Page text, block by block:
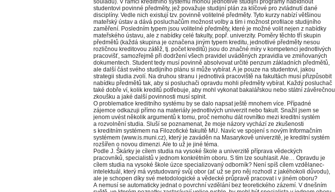
souladu). V rámci kreditního systému mohou jednotlivé studijní programy nabídnout
studentovi povinné předměty, jež považuje studijní plán za klíčové pro zvládnutí dané
disciplíny. Vedle nich existují tzv. povinně volitelné předměty. Tyto kurzy nabízí většinou
mateřský ústav a dává posluchačům možnost volby a tím i možnost profilace studijního
zaměření. Posledním typem jsou volitelné předměty, které je možné volit nejen z nabídky
mateřského ústavu, ale z nabídky celé fakulty, popř. univerzity. Poměry těchto tří skupin
předmětů (každá skupina je označena jiným typem kreditu, jednotlivé předměty nesou
rozličnou kreditovou zátěž, tj. počet kreditů) jsou do značné míry v kompetenci jednotlivých
pracovišť, samozřejmě při dodržení všech pravidel uváděných zpravidla ve zmiňovaných
dokumentech. Student tedy musí povinně absolvovat určité penzum základních předmětů,
ale další část svého studijního plánu si může vybírat. A je pouze na studentovi, jakou
strategii studia zvolí. Na druhou stranu i jednotlivá pracoviště na fakultách musí přizpůsobit
nabídku předmětů tak, aby si posluchači opravdu mohli předměty vybírat. Každý posluchač
také dobře ví, kolik kreditů potřebuje, aby mohl vykonat bakalářskou nebo státní závěrečnou
zkoušku a jaké další povinnosti musí splnit.
O problematice kreditního systému by se dalo napsat ještě mnohem více. Případné
zájemce odkazuji přímo na materiály jednotlivých univerzit nebo fakult. Snažil jsem se
jenom uvést několik argumentů k tomu, proč nemohu dát rovnítko mezi kreditní systém
a rozvolnění studia. Sluší se poznamenat, že moje názory vychází ze zkušenosti
s kreditním systémem na Filozofické fakultě MU. Navíc ve spojení s novým Informačním
systémem (www.is.muni.cz), který je zaváděn na Masarykově univerzitě, je kreditní systém
rozšířen o novou dimenzi. Ale to už je jiné téma.
Podle J. Škárky je cílem studia na vysoké škole a univerzitě příprava vědeckých
pracovníků, specialistů v jednom konkrétním oboru. S tím lze souhlasit. Ale… Opravdu je
cílem studia na vysoké škole úzce specializovaný odborník? Není spíš cílem vzdělanec-
intelektuál, který má vystudovaný svůj obor (ať už se pro něj rozhodl z jakéhokoli důvodu),
ale je schopen díky své metodologické a vědecké průpravě pracovat i v jiném oboru?
A nemusí se automaticky jednat o povrchní vzdělání bez teoretického zázemí. V dnešním